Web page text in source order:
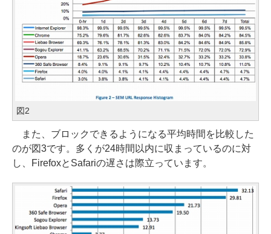
図2
また、ブロックできるようになる平均時間を比較した
のが図3です。多くが24時間以内に収まっているのに対
し、FirefoxとSafariの遅さは際立っています。